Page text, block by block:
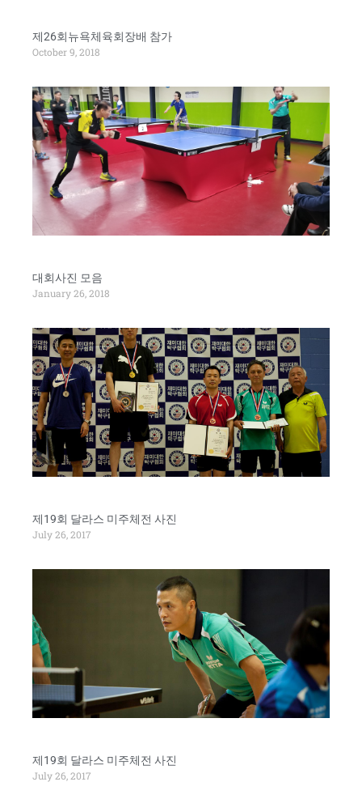
제26회뉴욕체육회장배 참가
October 9, 2018
대회사진 모음
January 26, 2018
제19회 달라스 미주체전 사진
July 26, 2017
제19회 달라스 미주체전 사진
July 26, 2017